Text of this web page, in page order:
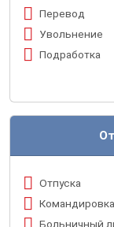
Перевод
Увольнение
Подработка
Отпуска
Командировка
Больничный